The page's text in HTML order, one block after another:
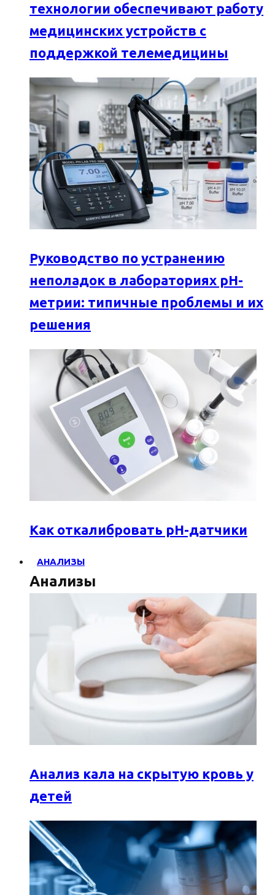
технологии обеспечивают работу
медицинских устройств с
поддержкой телемедицины
Руководство по устранению
неполадок в лабораториях pH-
метрии: типичные проблемы и их
решения
Как откалибровать pH-датчики
АНАЛИЗЫ
Анализы
Анализ кала на скрытую кровь у
детей